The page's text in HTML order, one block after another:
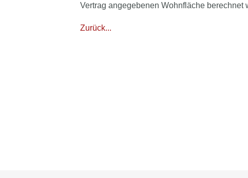
Vertrag angegebenen Wohnfläche berechnet
Zurück...